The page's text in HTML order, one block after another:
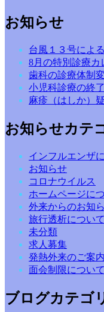
お知らせ
台風１３号によ
8月の特別診療カ
歯科の診療体制
小児科診療の終
麻疹（はしか）
お知らせカテ
インフルエンザ
お知らせ
コロナウイルス
ホームページに
外来からのお知
旅行透析について
未分類
求人募集
発熱外来のご案内
面会制限について
ブログカテゴ